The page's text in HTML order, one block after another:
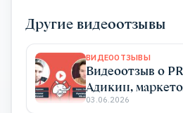
Другие видеоотзывы
ВИДЕООТЗЫВЫ
Видеоотзыв о
Адикин,
03.06.2026